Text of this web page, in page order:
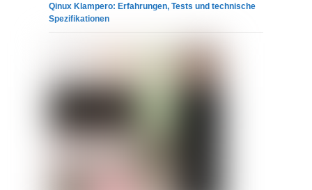
Qinux Klampero: Erfahrungen, Tests und technische
Spezifikationen